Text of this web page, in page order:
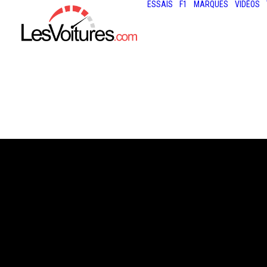
ESSAIS F1 MARQUES VIDÉOS